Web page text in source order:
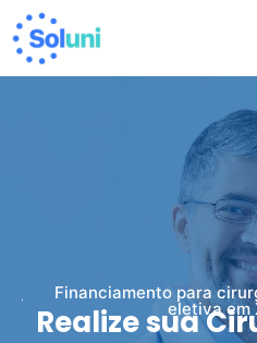
Financiamento para
eletiva em
Realize sua